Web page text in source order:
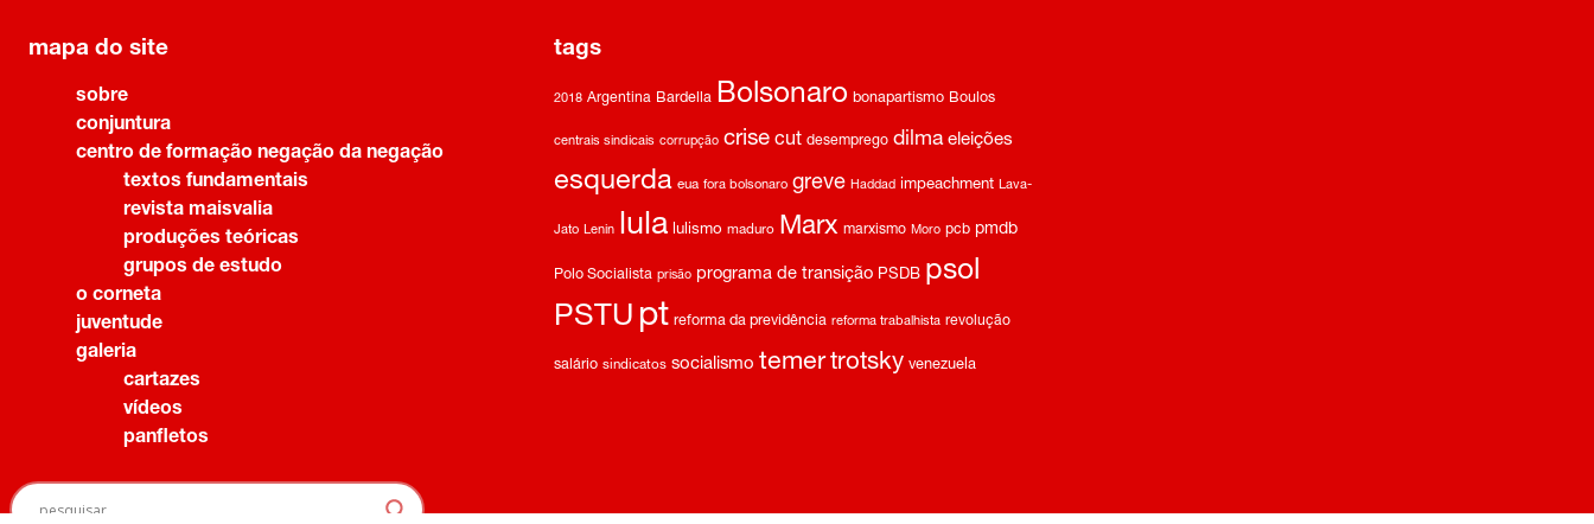
mapa do site
sobre
conjuntura
centro de formação negação da negação
textos fundamentais
revista maisvalia
produções teóricas
grupos de estudo
o corneta
juventude
galeria
cartazes
vídeos
panfletos
tags
2018 Argentina Bardella Bolsonaro bonapartismo Boulos
centrais sindicais corrupção crise cut desemprego dilma eleições
esquerda eua fora bolsonaro greve Haddad impeachment Lava-
Jato Lenin lula lulismo maduro Marx marxismo Moro pcb pmdb
Polo Socialista prisão programa de transição PSDB psol
PSTU pt reforma da previdência reforma trabalhista revolução
salário sindicatos socialismo temer trotsky venezuela